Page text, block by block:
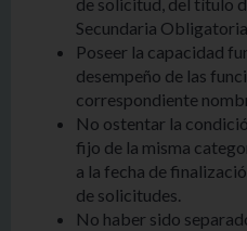
Secundaria
Poseer la capacidad
desempeño de las
correspondiente
No ostentar la
fijo de la misma
a la fecha de
de solicitudes.
No haber sido